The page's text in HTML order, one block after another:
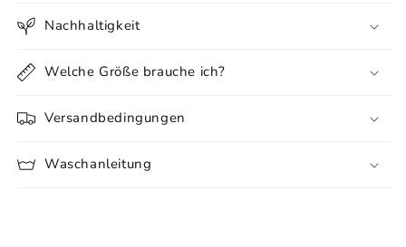
Nachhaltigkeit
Welche Größe brauche ich?
Versandbedingungen
Waschanleitung